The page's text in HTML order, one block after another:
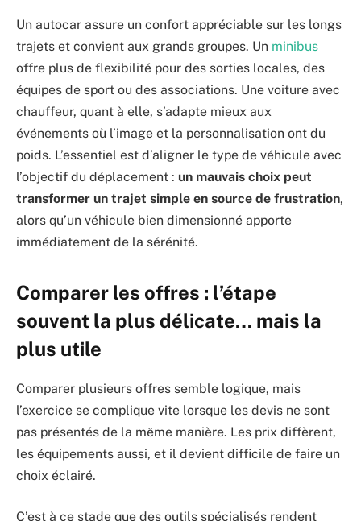
Un autocar assure un confort appréciable sur les longs
trajets et convient aux grands groupes. Un minibus
offre plus de flexibilité pour des sorties locales, des
équipes de sport ou des associations. Une voiture avec
chauffeur, quant à elle, s’adapte mieux aux
événements où l’image et la personnalisation ont du
poids. L’essentiel est d’aligner le type de véhicule avec
l’objectif du déplacement : un mauvais choix peut
transformer un trajet simple en source de frustration,
alors qu’un véhicule bien dimensionné apporte
immédiatement de la sérénité.
Comparer les offres : l’étape
souvent la plus délicate… mais la
plus utile
Comparer plusieurs offres semble logique, mais
l’exercice se complique vite lorsque les devis ne sont
pas présentés de la même manière. Les prix diffèrent,
les équipements aussi, et il devient difficile de faire un
choix éclairé.
C’est à ce stade que des outils spécialisés rendent